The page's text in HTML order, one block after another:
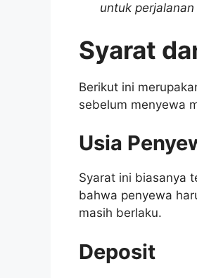
untuk
Syarat
Berikut ini
sebelum menyewa
Usia
Syarat ini biasanya
bahwa penyewa
masih berlaku.
Deposit